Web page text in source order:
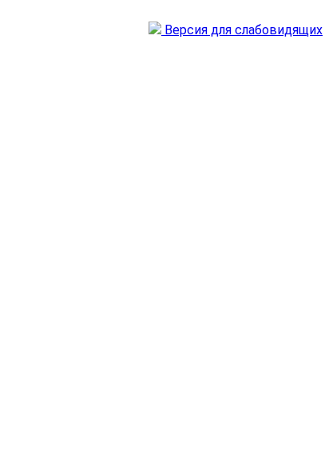
Версия для слабовидящих